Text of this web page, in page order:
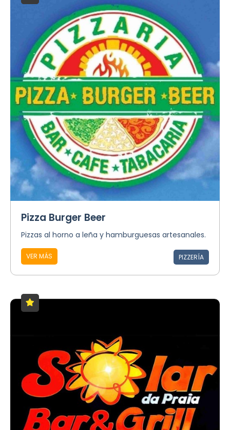
Pizza Burger Beer
Pizzas al horno a leña y hamburguesas artesanales.
VER MÁS PIZZERÍA